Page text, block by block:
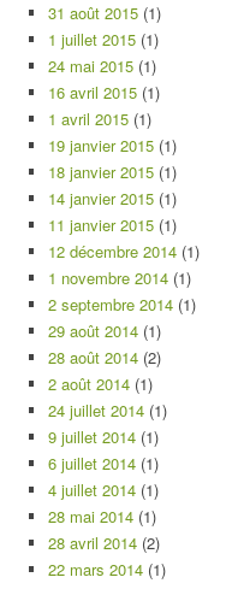
31 août 2015 (1)
1 juillet 2015 (1)
24 mai 2015 (1)
16 avril 2015 (1)
1 avril 2015 (1)
19 janvier 2015 (1)
18 janvier 2015 (1)
14 janvier 2015 (1)
11 janvier 2015 (1)
12 décembre 2014 (1)
1 novembre 2014 (1)
2 septembre 2014 (1)
29 août 2014 (1)
28 août 2014 (2)
2 août 2014 (1)
24 juillet 2014 (1)
9 juillet 2014 (1)
6 juillet 2014 (1)
4 juillet 2014 (1)
28 mai 2014 (1)
28 avril 2014 (2)
22 mars 2014 (1)